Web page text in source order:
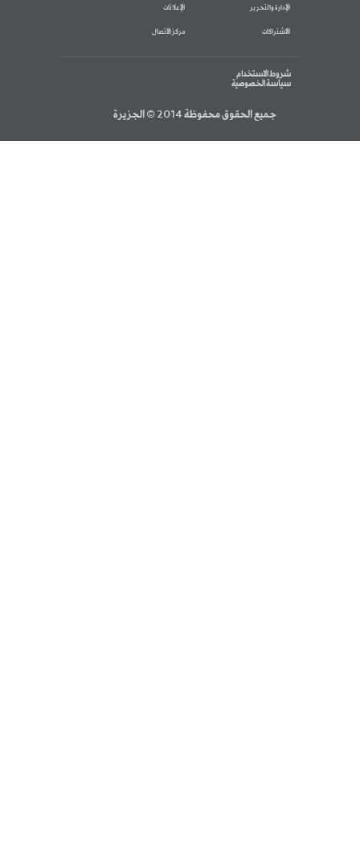
الإدارة والتحرير الإعلانات
الاشتراكات مركز الاتصال
شروط الاستخدام
سياسة الخصوصية
جميع الحقوق محفوظة 2014 © الجزيرة